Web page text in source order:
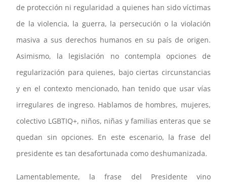
de protección ni regularidad a quienes han sido víctimas
de la violencia, la guerra, la persecución o la violación
masiva a sus derechos humanos en su país de origen.
Asimismo, la legislación no contempla opciones de
regularización para quienes, bajo ciertas circunstancias
y en el contexto mencionado, han tenido que usar vías
irregulares de ingreso. Hablamos de hombres, mujeres,
colectivo LGBTIQ+, niños, niñas y familias enteras que se
quedan sin opciones. En este escenario, la frase del
presidente es tan desafortunada como deshumanizada.
Lamentablemente, la frase del Presidente vino